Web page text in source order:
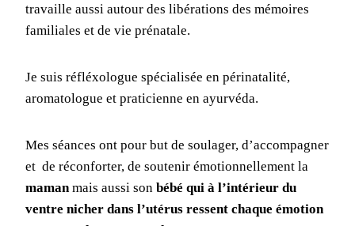
travaille aussi autour des libérations des mémoires
familiales et de vie prénatale.
Je suis réfléxologue spécialisée en périnatalité,
aromatologue et praticienne en ayurvéda.
Mes séances ont pour but de soulager, d’accompagner
et de réconforter, de soutenir émotionnellement la
mamanmais aussi son bébé qui à l’intérieur du
ventre nicher dans l’utérus ressent chaque émotion